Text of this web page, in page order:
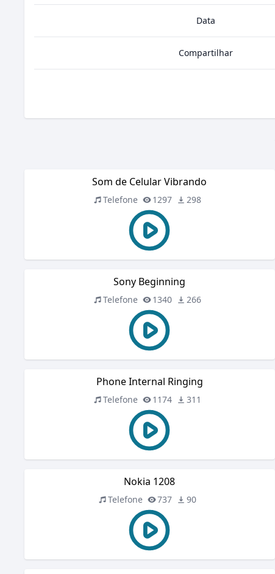
Data
Compartilhar
Som de Celular Vibrando
Telefone 1297 298
Sony Beginning
Telefone 1340 266
Phone Internal Ringing
Telefone 1174 311
Nokia 1208
Telefone 737 90